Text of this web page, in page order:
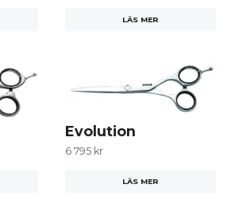
LÄS MER
Evolution
6 795 kr
LÄS MER